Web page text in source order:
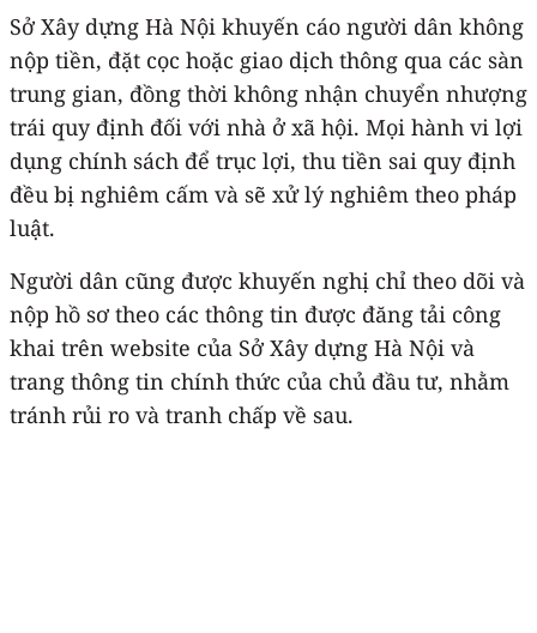
Sở Xây dựng Hà Nội khuyến cáo người dân không
nộp tiền, đặt cọc hoặc giao dịch thông qua các sàn
trung gian, đồng thời không nhận chuyển nhượng
trái quy định đối với nhà ở xã hội. Mọi hành vi lợi
dụng chính sách để trục lợi, thu tiền sai quy định
đều bị nghiêm cấm và sẽ xử lý nghiêm theo pháp
luật.
Người dân cũng được khuyến nghị chỉ theo dõi và
nộp hồ sơ theo các thông tin được đăng tải công
khai trên website của Sở Xây dựng Hà Nội và
trang thông tin chính thức của chủ đầu tư, nhằm
tránh rủi ro và tranh chấp về sau.